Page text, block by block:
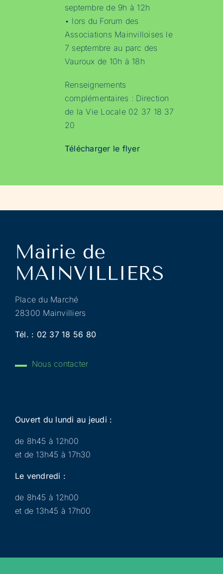
septembre de 9h à 12h
• lors du Forum des
Associations Mainvilloises le
7 septembre au parc des
Vauroux de 10h à 18h
Renseignements
complémentaires : Direction
de la Vie Locale 02 37 18 37
20
Télécharger le flyer
Place du Marché
28300 Mainvilliers
Tél. : 02 37 18 56 80
Nous contacter
Ouvert du lundi au jeudi :
de 8h45 à 12h00
et de 13h45 à 17h30
Le vendredi :
de 8h45 à 12h00
et de 13h45 à 17h00